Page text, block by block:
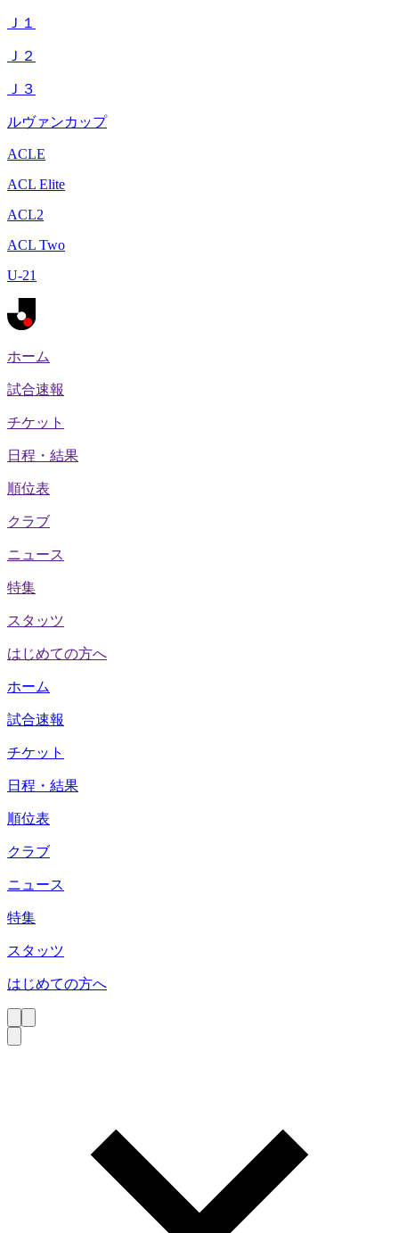
Ｊ１
Ｊ２
Ｊ３
ルヴァンカップ
ACLE
ACL Elite
ACL2
ACL Two
U-21
ホーム
試合速報
チケット
日程・結果
順位表
クラブ
ニュース
特集
スタッツ
はじめての方へ
ホーム
試合速報
チケット
日程・結果
順位表
クラブ
ニュース
特集
スタッツ
はじめての方へ